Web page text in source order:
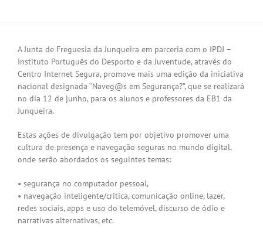
A Junta de Freguesia da Junqueira em parceria com o IPDJ –
Instituto Português do Desporto e da Juventude, através do
Centro Internet Segura, promove mais uma edição da iniciativa
nacional designada “Naveg@s em Segurança?”, que se realizará
no dia 12 de junho, para os alunos e professores da EB1 da
Junqueira.
Estas ações de divulgação tem por objetivo promover uma
cultura de presença e navegação seguras no mundo digital,
onde serão abordados os seguintes temas:
• segurança no computador pessoal,
• navegação inteligente/critica, comunicação online, lazer,
redes sociais, apps e uso do telemóvel, discurso de ódio e
narrativas alternativas, etc.